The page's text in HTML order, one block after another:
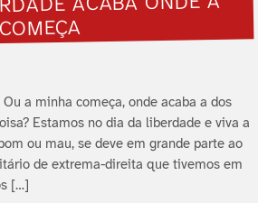
ACABA ONDE A
a minha começa, onde acaba a dos
Estamos no dia da liberdade e viva a
ou mau, se deve em grande parte ao
de extrema-direita que tivemos em
[…]